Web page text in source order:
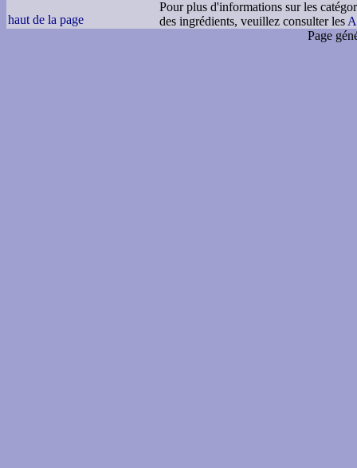
haut de la page
Pour plus d'informations sur les
des ingrédients, veuillez consulter les
Page